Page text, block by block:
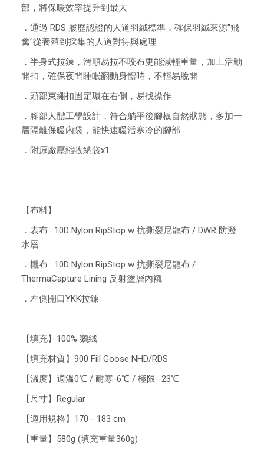
部，將保暖效率提升到最大
．通過 RDS 履歷認證的人道羽絨標準，確保羽絨來源"飛
禽"從養殖到採集的人道對待與處理
．半身式拉鍊，滑順易拉不咬布更能減輕重量，加上活動
開扣，確保夜間睡眠翻動身體時，不輕易脫開
．頭部束繩扣固定環在右側，易找操作
．腳部人體工學設計，符合躺平後腳板自然狀態，多加一
層隔離保暖內袋，能快速暖活寒冷的腳部
．附原廠壓縮收納袋x1
【布料】
．表布 : 10D Nylon RipStop w 抗撕裂尼龍布 / DWR 防潑
水層
．櫬布 : 10D Nylon RipStop w 抗撕裂尼龍布 /
ThermaCapture Lining 反射塗層內襯
．左側開口YKK拉鍊
【填充】100% 鵝絨
【填充材質】900 Fill Goose NHD/RDS
【溫度】適溫0℃ / 耐寒-6℃ / 極限 -23℃
【尺寸】Regular
【適用規格】170 - 183 cm
【重量】580g (填充重量360g)